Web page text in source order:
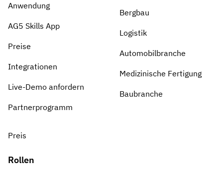
Anwendung
AG5 Skills App
Preise
Integrationen
Live-Demo anfordern
Partnerprogramm
Preis
Rollen
Bergbau
Logistik
Automobilbranche
Medizinische Fertigung
Baubranche